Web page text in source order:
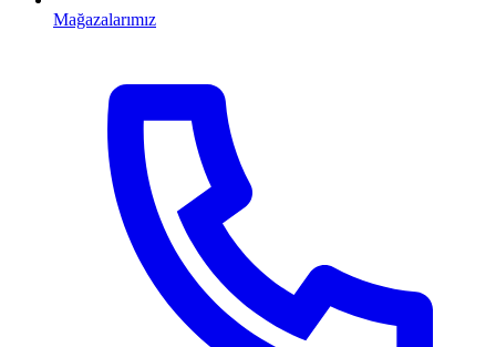
Mağazalarımız